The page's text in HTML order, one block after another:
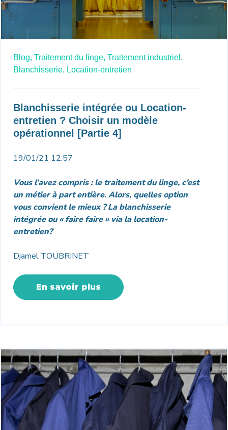
Blog, Traitement du linge, Traitement industriel,
Blanchisserie, Location-entretien
Blanchisserie intégrée ou Location-
entretien ? Choisir un modèle
opérationnel [Partie 4]
19/01/21 12:57
Vous l’avez compris : le traitement du linge, c’est
un métier à part entière. Alors, quelles option
vous convient le mieux ? La blanchisserie
intégrée ou « faire faire » via la location-
entretien?
Djamel TOUBRINET
En savoir plus